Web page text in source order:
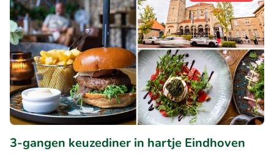
3-gangen keuzediner in hartje Eindhoven